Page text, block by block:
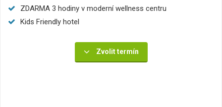
ZDARMA 3 hodiny v moderní wellness centru
Kids Friendly hotel
Zvolit termín